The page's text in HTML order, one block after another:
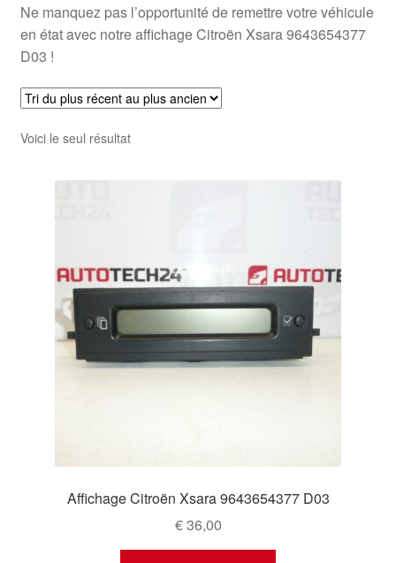
Ne manquez pas l’opportunité de remettre votre véhicule
en état avec notre affichage Citroën Xsara 9643654377
D03 !
Voici le seul résultat
Affichage Citroën Xsara 9643654377 D03
€36,00